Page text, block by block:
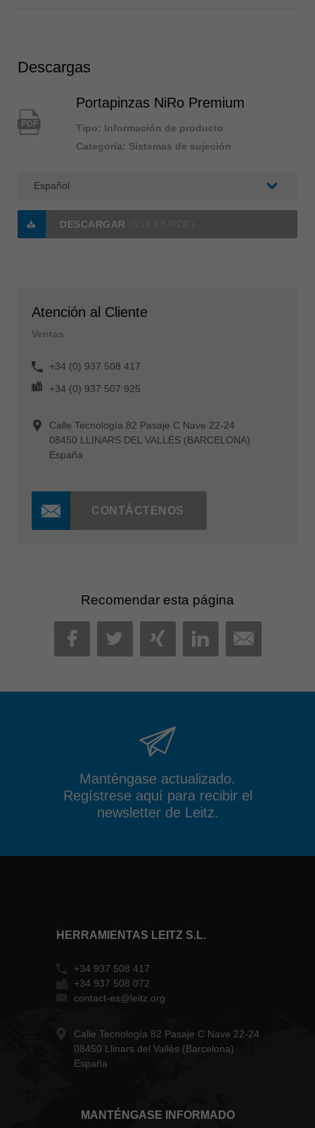
Descargas
PDF
Portapinzas NiRo Premium
Tipo: Información de producto
Categoría: Sistemas de sujeción
DESCARGAR
Atención al Cliente
Ventas
+34 (0) 937 508 417
+34 (0) 937 507 925
Calle Tecnología 82 Pasaje C Nave 22-24
08450 LLINARS DEL VALLÉS (BARCELONA)
España
CONTÁCTENOS
Recomendar esta página
FACEBOOK
TWITTER
XINGLINKEDIN
MAIL
Manténgase actualizado.
Regístrese aquí para recibir el
newsletter de Leitz.
HERRAMIENTAS LEITZ S.L.
+34 937 508 417
+34 937 508 072
contact-es@leitz.org
Calle Tecnología 82 Pasaje C Nave 22-24
08450 Llinars del Vallès (Barcelona)
España
MANTÉNGASE INFORMADO